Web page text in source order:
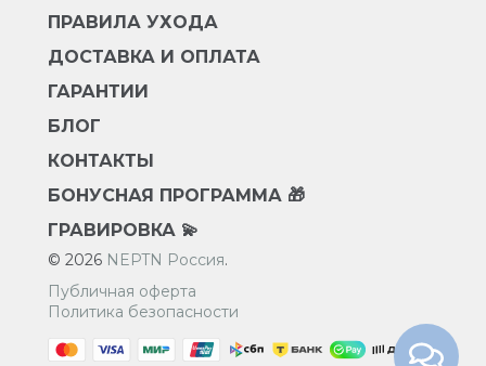
ПРАВИЛА УХОДА
ДОСТАВКА И ОПЛАТА
ГАРАНТИИ
БЛОГ
КОНТАКТЫ
БОНУСНАЯ ПРОГРАММА 🎁
ГРАВИРОВКА 💫
© 2026 NEPTN Россия.
Публичная оферта
Политика безопасности